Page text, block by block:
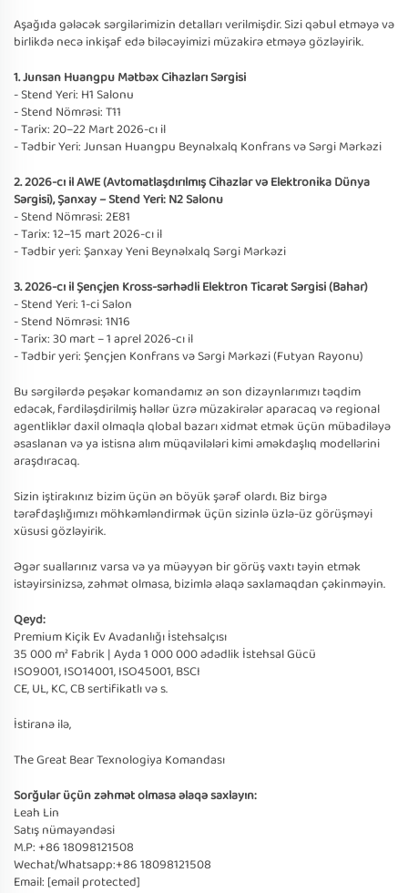
Aşağıda gələcək sərgilərimizin detalları verilmişdir. Sizi qəbul etməyə və
birlikdə necə inkişaf edə biləcəyimizi müzakirə etməyə gözləyirik.
1. Junsan Huangpu Mətbəx Cihazları Sərgisi
- Stend Yeri: H1 Salonu
- Stend Nömrəsi: T11
- Tarix: 20–22 Mart 2026-cı il
- Tədbir Yeri: Junsan Huangpu Beynəlxalq Konfrans və Sərgi Mərkəzi
2. 2026-cı il AWE (Avtomatlaşdırılmış Cihazlar və Elektronika Dünya
Sərgisi), Şanxay – Stend Yeri: N2 Salonu
- Stend Nömrəsi: 2E81
- Tarix: 12–15 mart 2026-cı il
- Tədbir yeri: Şanxay Yeni Beynəlxalq Sərgi Mərkəzi
3. 2026-cı il Şençjen Kross-sərhədli Elektron Ticarət Sərgisi (Bahar)
- Stend Yeri: 1-ci Salon
- Stend Nömrəsi: 1N16
- Tarix: 30 mart – 1 aprel 2026-cı il
- Tədbir yeri: Şençjen Konfrans və Sərgi Mərkəzi (Futyan Rayonu)
Bu sərgilərdə peşəkar komandamız ən son dizaynlarımızı təqdim
edəcək, fərdiləşdirilmiş həllər üzrə müzakirələr aparacaq və regional
agentliklər daxil olmaqla qlobal bazarı xidmət etmək üçün mübadiləyə
əsaslanan və ya istisna alım müqavilələri kimi əməkdaşlıq modellərini
araşdıracaq.
Sizin iştirakınız bizim üçün ən böyük şərəf olardı. Biz birgə
tərəfdaşlığımızı möhkəmləndirmək üçün sizinlə üzlə-üz görüşməyi
xüsusi gözləyirik.
Əgər suallarınız varsa və ya müəyyən bir görüş vaxtı təyin etmək
istəyirsinizsə, zəhmət olmasa, bizimlə əlaqə saxlamaqdan çəkinməyin.
Qeyd:
Premium Kiçik Ev Avadanlığı İstehsalçısı
35 000 m² Fabrik | Ayda 1 000 000 ədədlik İstehsal Gücü
ISO9001, ISO14001, ISO45001, BSCI
CE, UL, KC, CB sertifikatlı və s.
İstiranə ilə,
The Great Bear Texnologiya Komandası
Sorğular üçün zəhmət olmasa əlaqə saxlayın:
Leah Lin
Satış nümayəndəsi
M.P: +86 18098121508
Wechat/Whatsapp:+86 18098121508
Email: [email protected]